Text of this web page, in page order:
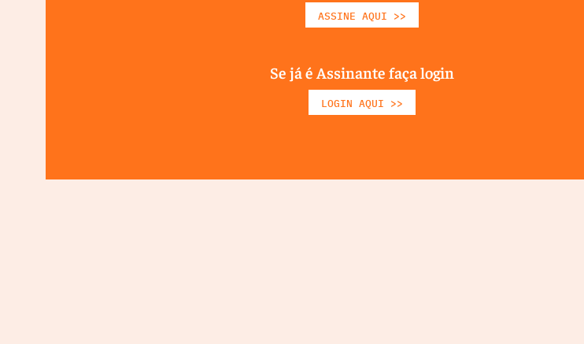
ASSINE AQUI >>
Se já é Assinante faça login
LOGIN AQUI >>